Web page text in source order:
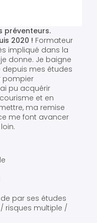
préventeurs.
2020 ! Formateur
impliqué dans la
donne. Je baigne
mes études
pompier
pu acquérir
et en
ma remise
me font avancer
par ses études
risques multiple /